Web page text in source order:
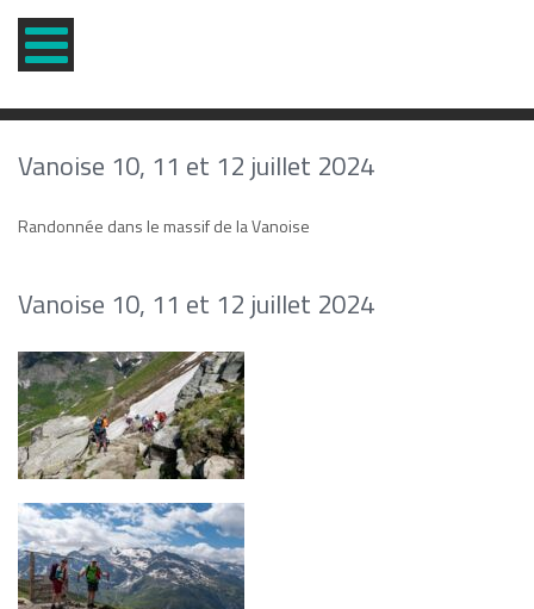
Vanoise 10, 11 et 12 juillet 2024
Randonnée dans le massif de la Vanoise
Vanoise 10, 11 et 12 juillet 2024